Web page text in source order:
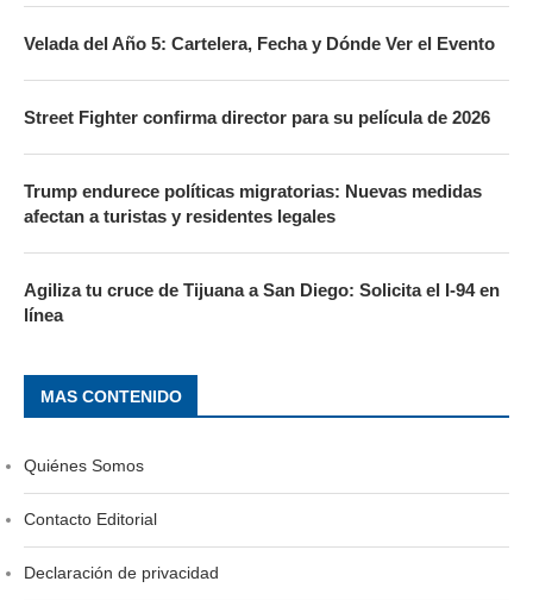
Velada del Año 5: Cartelera, Fecha y Dónde Ver el Evento
Street Fighter confirma director para su película de 2026
Trump endurece políticas migratorias: Nuevas medidas
afectan a turistas y residentes legales
Agiliza tu cruce de Tijuana a San Diego: Solicita el I-94 en
línea
MAS CONTENIDO
Quiénes Somos
Contacto Editorial
Declaración de privacidad